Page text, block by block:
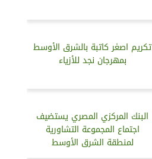
تكريم اصغر كاتبة بالشرق الأوسط
بمهرجان نجد للأزياء
البنك المركزي المصري يستضيف
اجتماع المجموعة التشاورية
لمنطقة الشرق الأوسط